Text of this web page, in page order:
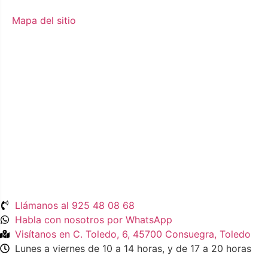
Mapa del sitio
Llámanos al 925 48 08 68
Habla con nosotros por WhatsApp
Visítanos en C. Toledo, 6, 45700 Consuegra, Toledo
Lunes a viernes de 10 a 14 horas, y de 17 a 20 horas